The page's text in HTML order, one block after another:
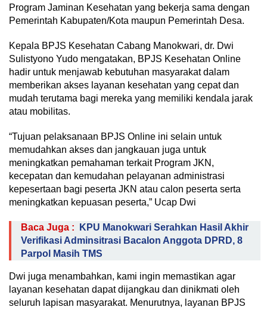
Program Jaminan Kesehatan yang bekerja sama dengan
Pemerintah Kabupaten/Kota maupun Pemerintah Desa.
Kepala BPJS Kesehatan Cabang Manokwari, dr. Dwi
Sulistyono Yudo mengatakan, BPJS Kesehatan Online
hadir untuk menjawab kebutuhan masyarakat dalam
memberikan akses layanan kesehatan yang cepat dan
mudah terutama bagi mereka yang memiliki kendala jarak
atau mobilitas.
“Tujuan pelaksanaan BPJS Online ini selain untuk
memudahkan akses dan jangkauan juga untuk
meningkatkan pemahaman terkait Program JKN,
kecepatan dan kemudahan pelayanan administrasi
kepesertaan bagi peserta JKN atau calon peserta serta
meningkatkan kepuasan peserta,” Ucap Dwi
Baca Juga :
KPU Manokwari Serahkan Hasil Akhir
Verifikasi Adminsitrasi Bacalon Anggota DPRD, 8
Parpol Masih TMS
Dwi juga menambahkan, kami ingin memastikan agar
layanan kesehatan dapat dijangkau dan dinikmati oleh
seluruh lapisan masyarakat. Menurutnya, layanan BPJS